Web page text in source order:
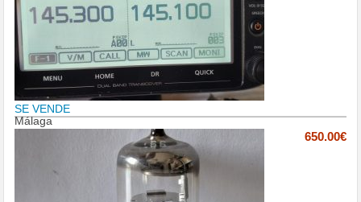
SE VENDE
Málaga
650.00€